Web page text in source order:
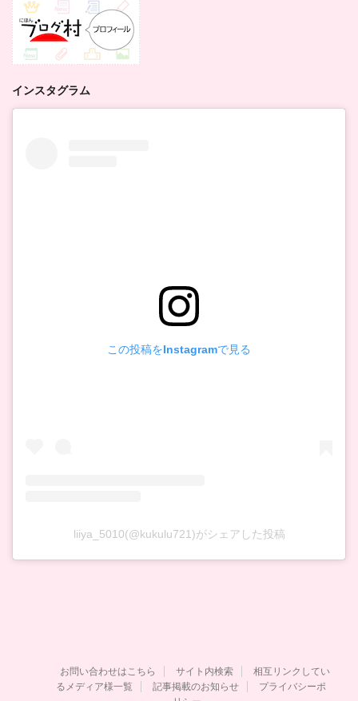
インスタグラム
この投稿をInstagramで見る
liiya_5010(@kukulu721)がシェアした投稿
お問い合わせはこちら サイト内検索
相互リンクしてい
るメディア様一覧
記事掲載のお知らせ
プライバシーポ